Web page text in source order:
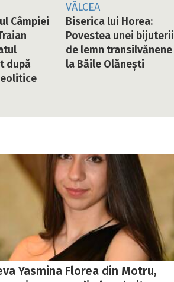
Câmpiei
după
VÂLCEA
Biserica lui Horea:
Povestea unei bijuterii
de lemn transilvănene
la Băile Olănești
Yasmina Florea din Motru,